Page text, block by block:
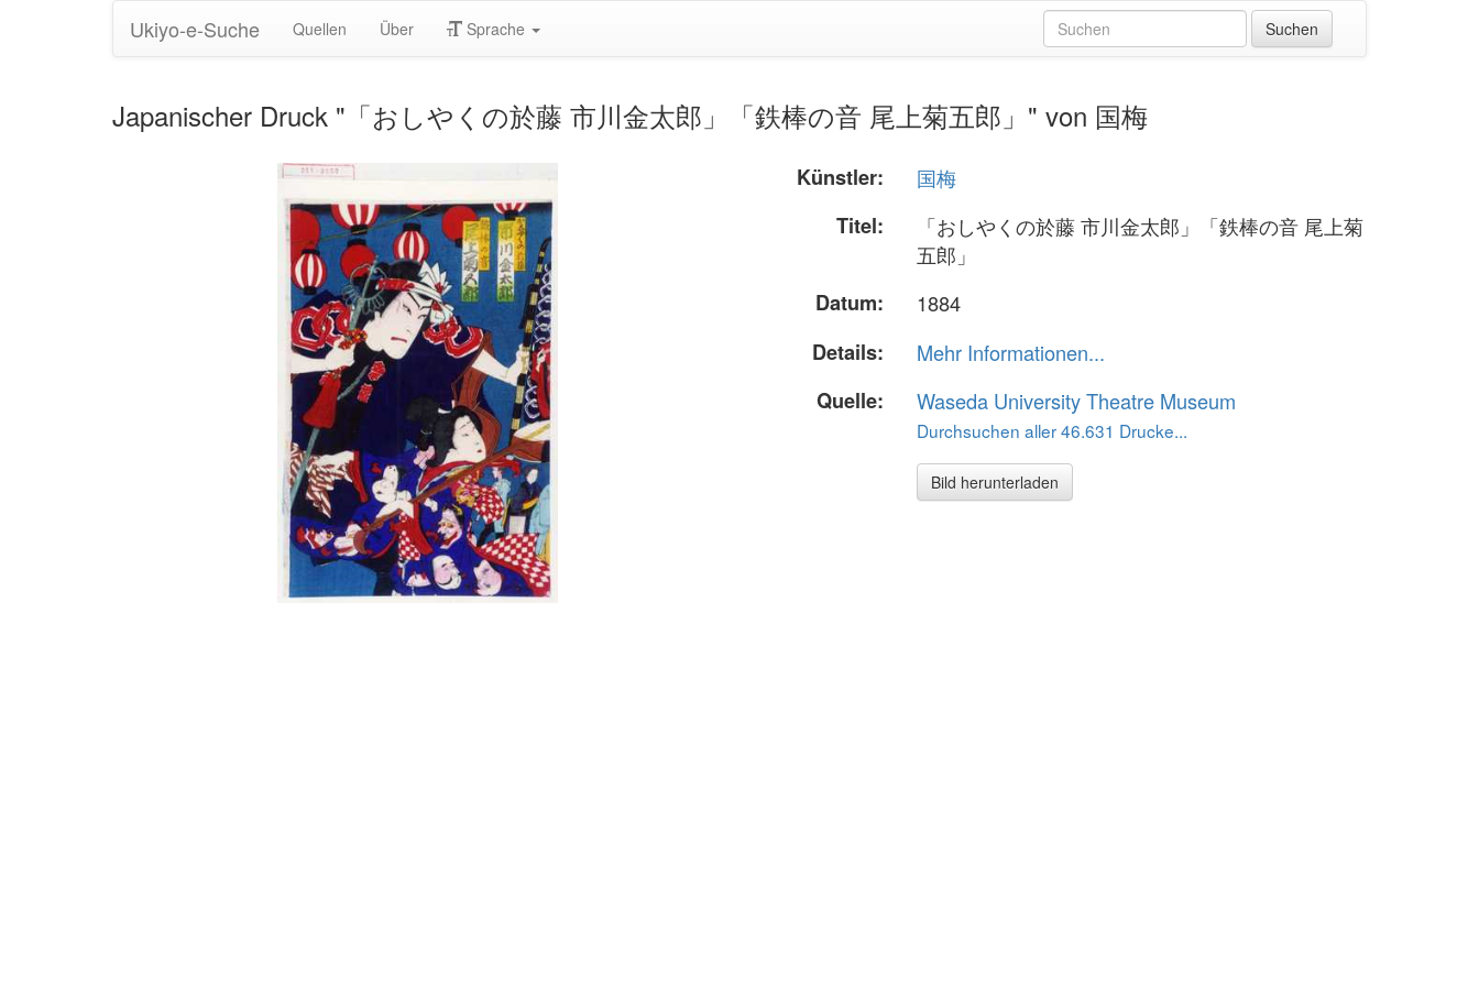
Ukiyo-e-Suche Quellen Über Sprache
Japanischer Druck "「おしやくの於藤 市川金太郎」「鉄棒の音 尾上菊五郎」" von 国梅
Künstler:
国梅
Titel:
「おしやくの於藤 市川金太郎」「鉄棒の音 尾上菊
五郎」
Datum:
1884
Details:
Mehr Informationen...
Quelle:
Waseda University Theatre Museum
Durchsuchen aller 46.631 Drucke...
Bild herunterladen